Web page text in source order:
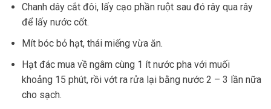
Chanh dây cắt đôi, lấy cạo phần ruột sau đó rây qua rây
để lấy nước cốt.
Mít bóc bỏ hạt, thái miếng vừa ăn.
Hạt đác mua về ngâm cùng 1 ít nước pha với muối
khoảng 15 phút, rồi vớt ra rửa lại bằng nước 2 – 3 lần nữa
cho sạch.